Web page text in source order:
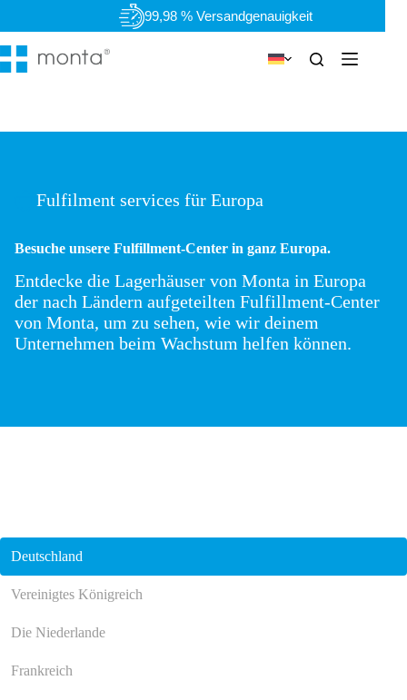
99,98 % Versandgenauigkeit
Fulfilment services für Europa
Besuche unsere Fulfillment-Center in ganz Europa.
Entdecke die Lagerhäuser von Monta in Europa
der nach Ländern aufgeteilten Fulfillment-Center
von Monta, um zu sehen, wie wir deinem
Unternehmen beim Wachstum helfen können.
Deutschland
Vereinigtes Königreich
Die Niederlande
Frankreich